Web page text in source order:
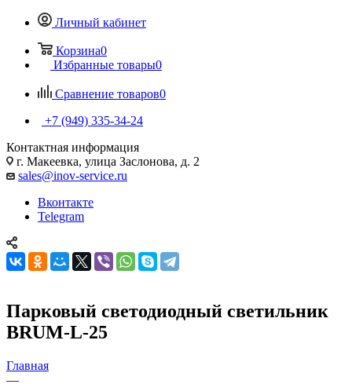
Личный кабинет
Корзина0
Избранные товары0
Сравнение товаров0
+7 (949) 335-34-24
Контактная информация
г. Макеевка, улица Заслонова, д. 2
sales@inov-service.ru
Вконтакте
Telegram
Парковый светодиодный светильник
BRUM-L-25
Главная
—